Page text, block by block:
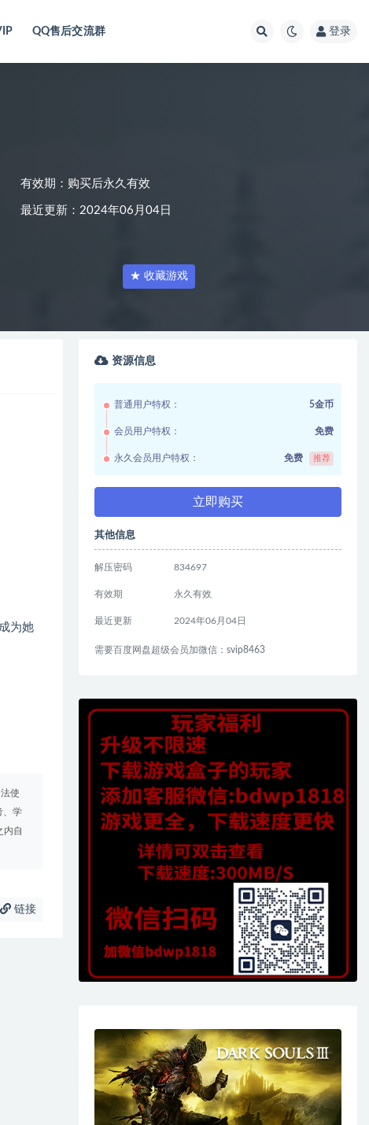
QQ售后交流群 登录
有效期：购买后永久有效
最近更新：2024年06月04日
★ 收藏游戏
为她
使
、学
内自
链接
资源信息
普通用户特权： 5金币
会员用户特权： 免费
永久会员用户特权： 免费 推荐
立即购买
其他信息
解压密码 834697
有效期 永久有效
最近更新 2024年06月04日
需要百度网盘超级会员加微信：svip8463